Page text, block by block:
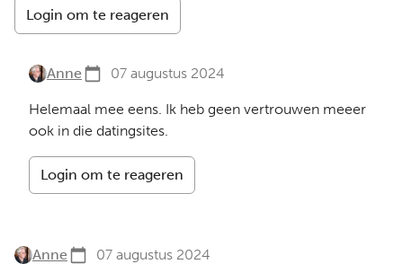
Login om te reageren
Anne 07 augustus 2024
Helemaal mee eens. Ik heb geen vertrouwen meeer
ook in die datingsites.
Login om te reageren
Anne 07 augustus 2024